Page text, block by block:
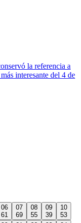
la referencia a
interesante del 4 de
06
61
07
69
08
55
09
39
10
53